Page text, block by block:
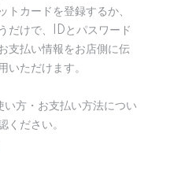
トカードを登録するか、
だけで、IDとパスワード
支払い情報をお店側に伝
いただけます。
方・お支払い方法につい
ください。